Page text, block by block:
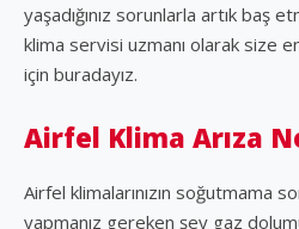
yaşadığınız sorunlarla artık baş
klima servisi uzmanı olarak size
için buradayız.
Airfel Klima Arıza
Airfel klimalarınızın soğutmama
yapmanız gereken şey gaz